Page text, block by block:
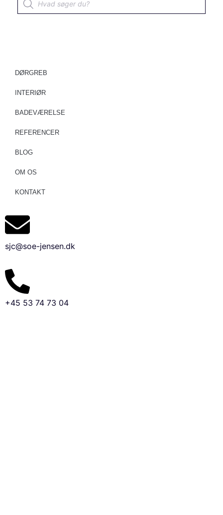
DØRGREB
INTERIØR
BADEVÆRELSE
REFERENCER
BLOG
OM OS
KONTAKT
sjc@soe-jensen.dk
+45 53 74 73 04